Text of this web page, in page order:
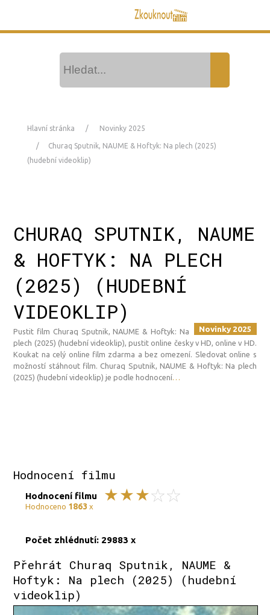
Hlavní stránka Novinky 2025
Churaq Sputnik, NAUME & Hoftyk: Na plech (2025)
(hudební videoklip)
CHURAQ SPUTNIK, NAUME
& HOFTYK: NA PLECH
(2025) (HUDEBNÍ
VIDEOKLIP)
Novinky 2025
Pustit film Churaq Sputnik, NAUME & Hoftyk: Na
plech (2025) (hudební videoklip), pustit online česky v HD, online v HD.
Koukat na celý online film zdarma a bez omezení. Sledovat online s
možností stáhnout film. Churaq Sputnik, NAUME & Hoftyk: Na plech
(2025) (hudební videoklip) je podle hodnocení
Hodnocení filmu
Hodnocení filmu
Hodnoceno 1863x
Počet zhlédnutí: 29883 x
Přehrát Churaq Sputnik, NAUME &
Hoftyk: Na plech (2025) (hudební
videoklip)